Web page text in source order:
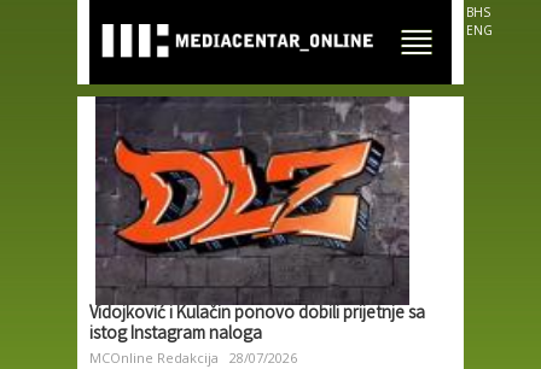
main
content
BHS
ENG
Vidojković i Kulačin ponovo dobili prijetnje sa
istog Instagram naloga
MCOnline Redakcija 28/07/2026